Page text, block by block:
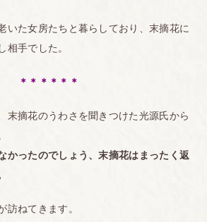
いた女房たちと暮らしており、末摘花に
相手でした。
＊＊＊＊＊＊
末摘花のうわさを聞きつけた光源氏から
かったのでしょう、末摘花はまったく返
訪ねてきます。